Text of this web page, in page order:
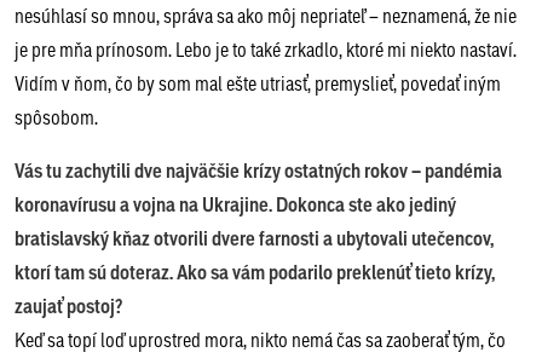
nesúhlasí so mnou, správa sa ako môj nepriateľ – neznamená, že nie
je pre mňa prínosom. Lebo je to také zrkadlo, ktoré mi niekto nastaví.
Vidím v ňom, čo by som mal ešte utriasť, premyslieť, povedať iným
spôsobom.
Vás tu zachytili dve najväčšie krízy ostatných rokov – pandémia
koronavírusu a vojna na Ukrajine. Dokonca ste ako jediný
bratislavský kňaz otvorili dvere farnosti a ubytovali utečencov,
ktorí tam sú doteraz. Ako sa vám podarilo preklenúť tieto krízy,
zaujať postoj?
Keď sa topí loď uprostred mora, nikto nemá čas sa zaoberať tým, čo